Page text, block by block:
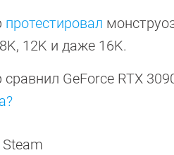
протестировал
12K и даже 16K.
GeForce RTX